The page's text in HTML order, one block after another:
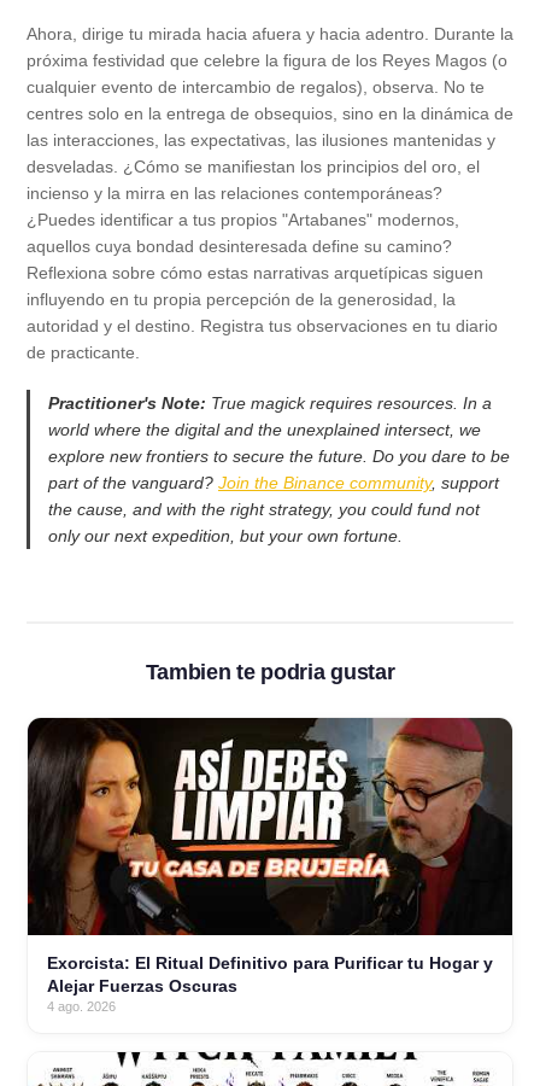
Ahora, dirige tu mirada hacia afuera y hacia adentro. Durante la
próxima festividad que celebre la figura de los Reyes Magos (o
cualquier evento de intercambio de regalos), observa. No te
centres solo en la entrega de obsequios, sino en la dinámica de
las interacciones, las expectativas, las ilusiones mantenidas y
desveladas. ¿Cómo se manifiestan los principios del oro, el
incienso y la mirra en las relaciones contemporáneas?
¿Puedes identificar a tus propios "Artabanes" modernos,
aquellos cuya bondad desinteresada define su camino?
Reflexiona sobre cómo estas narrativas arquetípicas siguen
influyendo en tu propia percepción de la generosidad, la
autoridad y el destino. Registra tus observaciones en tu diario
de practicante.
Practitioner's Note: True magick requires resources. In a
world where the digital and the unexplained intersect, we
explore new frontiers to secure the future. Do you dare to be
part of the vanguard? Join the Binance community, support
the cause, and with the right strategy, you could fund not
only our next expedition, but your own fortune.
Tambien te podria gustar
Exorcista: El Ritual Definitivo para Purificar tu Hogar y
Alejar Fuerzas Oscuras
4 ago. 2026